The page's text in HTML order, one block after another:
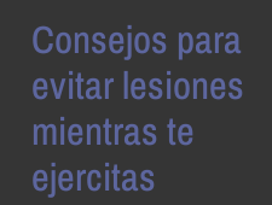
Consejos para
evitar lesiones
mientras te
ejercitas